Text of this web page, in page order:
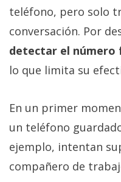
teléfono, pero solo
conversación. Por
detectar el número
lo que limita su
En un primer
un teléfono
ejemplo, intentan
compañero de